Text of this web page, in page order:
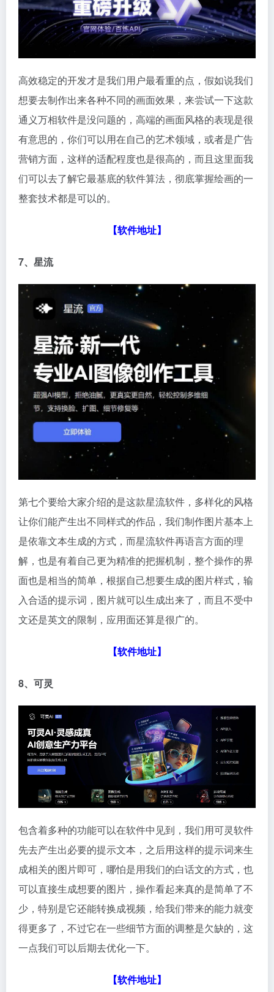
高效稳定的开发才是我们用户最看重的点，假如说我们
想要去制作出来各种不同的画面效果，来尝试一下这款
通义万相软件是没问题的，高端的画面风格的表现是很
有意思的，你们可以用在自己的艺术领域，或者是广告
营销方面，这样的适配程度也是很高的，而且这里面我
们可以去了解它最基底的软件算法，彻底掌握绘画的一
整套技术都是可以的。
【软件地址】
7、星流
第七个要给大家介绍的是这款星流软件，多样化的风格
让你们能产生出不同样式的作品，我们制作图片基本上
是依靠文本生成的方式，而星流软件再语言方面的理
解，也是有着自己更为精准的把握机制，整个操作的界
面也是相当的简单，根据自己想要生成的图片样式，输
入合适的提示词，图片就可以生成出来了，而且不受中
文还是英文的限制，应用面还算是很广的。
【软件地址】
8、可灵
包含着多种的功能可以在软件中见到，我们用可灵软件
先去产生出必要的提示文本，之后用这样的提示词来生
成相关的图片即可，哪怕是用我们的白话文的方式，也
可以直接生成想要的图片，操作看起来真的是简单了不
少，特别是它还能转换成视频，给我们带来的能力就变
得更多了，不过它在一些细节方面的调整是欠缺的，这
一点我们可以后期去优化一下。
【软件地址】